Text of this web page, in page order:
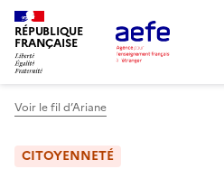
Aller
au
contenu
principal
RÉPUBLIQUE
FRANÇAISE
Voir le fil d’Ariane
CITOYENNETÉ